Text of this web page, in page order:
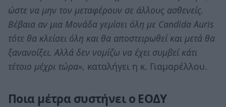
ώστε να μην τον μεταφέρουν σε άλλους ασθενείς.
Βέβαια αν μια Μονάδα γεμίσει όλη με Candida Auris
τότε θα κλείσει όλη και θα αποστειρωθεί και μετά θα
ξανανοίξει. Αλλά δεν νομίζω να έχει συμβεί κάτι
τέτοιο μέχρι τώρα», καταλήγει η κ. Γιαμαρέλλου.
Ποια μέτρα συστήνει ο ΕΟΔΥ